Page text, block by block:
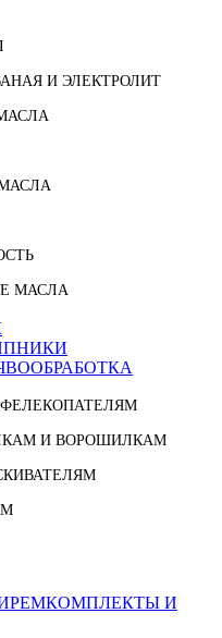
И ЭЛЕКТРОЛИТ
МАСЛА
И ВОРОШИЛКАМ
РЕМКОМПЛЕКТЫ И